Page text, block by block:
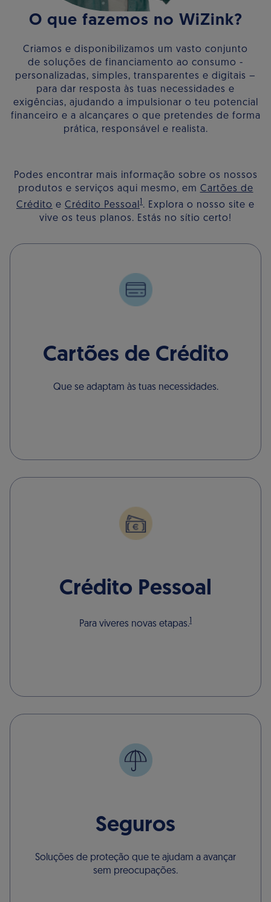
O que fazemos no WiZink?
Criamos e disponibilizamos um vasto conjunto
de soluções de financiamento ao consumo -
personalizadas, simples, transparentes e digitais –
para dar resposta às tuas necessidades e
exigências, ajudando a impulsionar o teu potencial
financeiro e a alcançares o que pretendes de forma
prática, responsável e realista.
Podes encontrar mais informação sobre os nossos
produtos e serviços aqui mesmo, em Cartões de
Crédito e Crédito Pessoal 1 . Explora o nosso site e
vive os teus planos. Estás no sítio certo!
Cartões de Crédito
Que se adaptam às tuas necessidades.
Crédito Pessoal
Para viveres novas etapas.1
Seguros
Soluções de proteção que te ajudam a avançar
sem preocupações.